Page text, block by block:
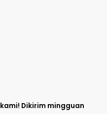
kami! Dikirim mingguan